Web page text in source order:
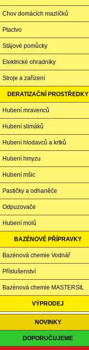
Chov domácích mazlíčků
Ptactvo
Stájové pomůcky
Elektrické ohradníky
Stroje a zařízení
DERATIZAČNÍ PROSTŘEDKY
Hubení mravenců
Hubení slimáků
Hubení hlodavců a krtků
Hubení hmyzu
Hubení mšic
Pastičky a odhaněče
Odpuzovače
Hubení molů
BAZÉNOVÉ PŘÍPRAVKY
Bazénová chemie Vodnář
Příslušenství
Bazénová chemie MASTERSIL
VÝPRODEJ
NOVINKY
DOPORUČUJEME